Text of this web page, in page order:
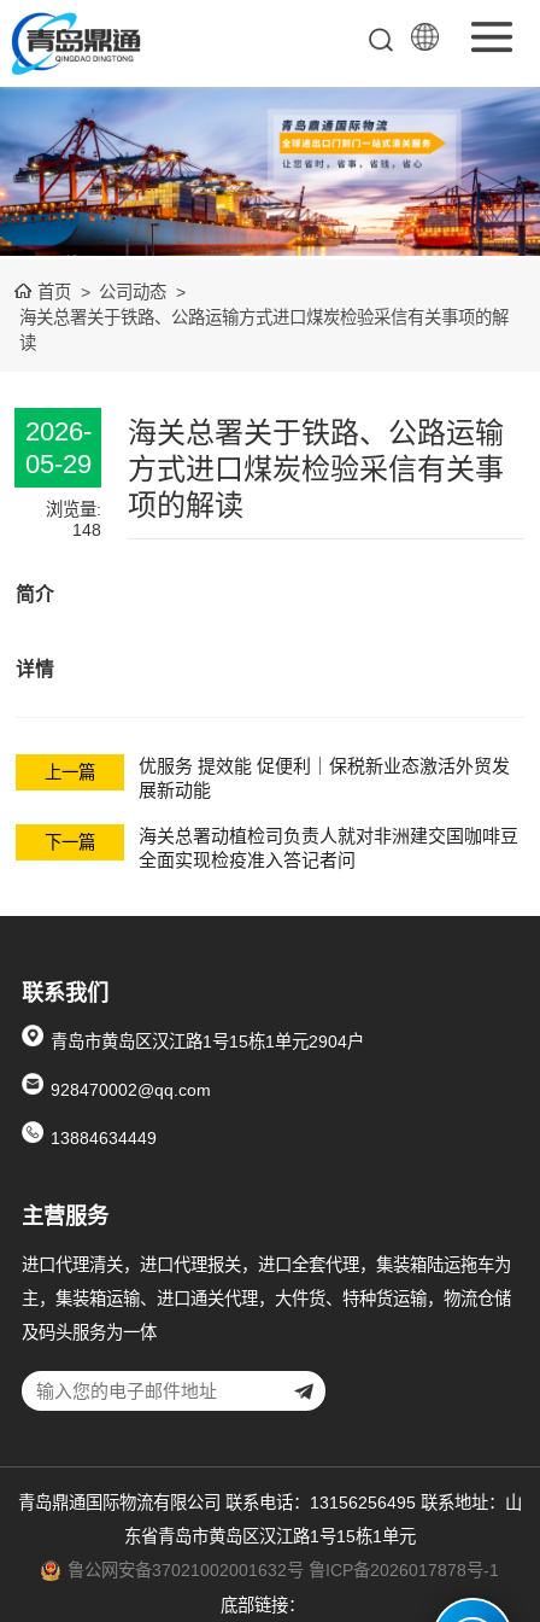
首页 > 公司动态 >
海关总署关于铁路、公路运输方式进口煤炭检验采信有关事项的解
读
2026-
05-29
浏览量:
148
海关总署关于铁路、公路运输
方式进口煤炭检验采信有关事
项的解读
简介
详情
上一篇
优服务 提效能 促便利｜保税新业态激活外贸发
展新动能
下一篇
海关总署动植检司负责人就对非洲建交国咖啡豆
全面实现检疫准入答记者问
联系我们
青岛市黄岛区汉江路1号15栋1单元2904户
928470002@qq.com
13884634449
主营服务
进口代理清关，进口代理报关，进口全套代理，集装箱陆运拖车为
主，集装箱运输、进口通关代理，大件货、特种货运输，物流仓储
及码头服务为一体
青岛鼎通国际物流有限公司 联系电话：13156256495 联系地址：山
东省青岛市黄岛区汉江路1号15栋1单元
鲁公网安备37021002001632号 鲁ICP备2026017878号-1
底部链接：
矿产品进口报关
清关
农副产品进口报
关清关
水产冻品进口报
关
化妆品进口报关
食品进口报关
其他杂项进口报
关清关